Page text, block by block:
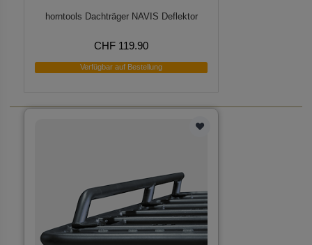
horntools Dachträger NAVIS Deflektor
CHF 119.90
Verfügbar auf Bestellung